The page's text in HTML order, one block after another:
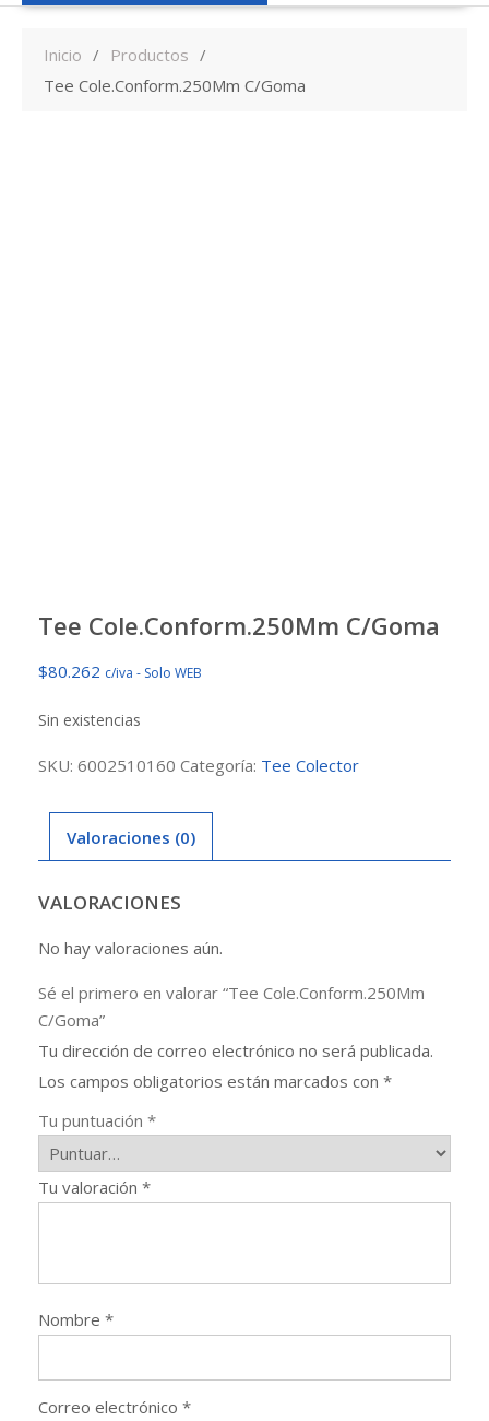
Inicio
Productos
Tee Cole.Conform.250Mm C/Goma
Tee Cole.Conform.250Mm C/Goma
$80.262 c/iva - Solo WEB
Sin existencias
SKU: 6002510160 Categoría: Tee Colector
Valoraciones (0)
VALORACIONES
No hay valoraciones aún.
Sé el primero en valorar “Tee Cole.Conform.250Mm
C/Goma”
Tu dirección de correo electrónico no será publicada.
Los campos obligatorios están marcados con *
Tu puntuación *
Tu valoración *
Nombre *
Correo electrónico *